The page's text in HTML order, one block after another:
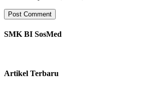
SMK BI SosMed
Artikel Terbaru